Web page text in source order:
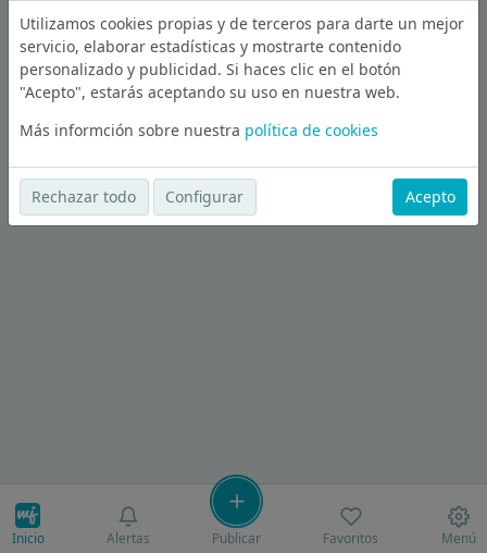
Inicio Alertas Publicar Favoritos Menú
Utilizamos cookies propias y de terceros para darte un mejor
servicio, elaborar estadísticas y mostrarte contenido
personalizado y publicidad. Si haces clic en el botón
"Acepto", estarás aceptando su uso en nuestra web.
Más informción sobre nuestra política de cookies
Rechazar todo Configurar Acepto